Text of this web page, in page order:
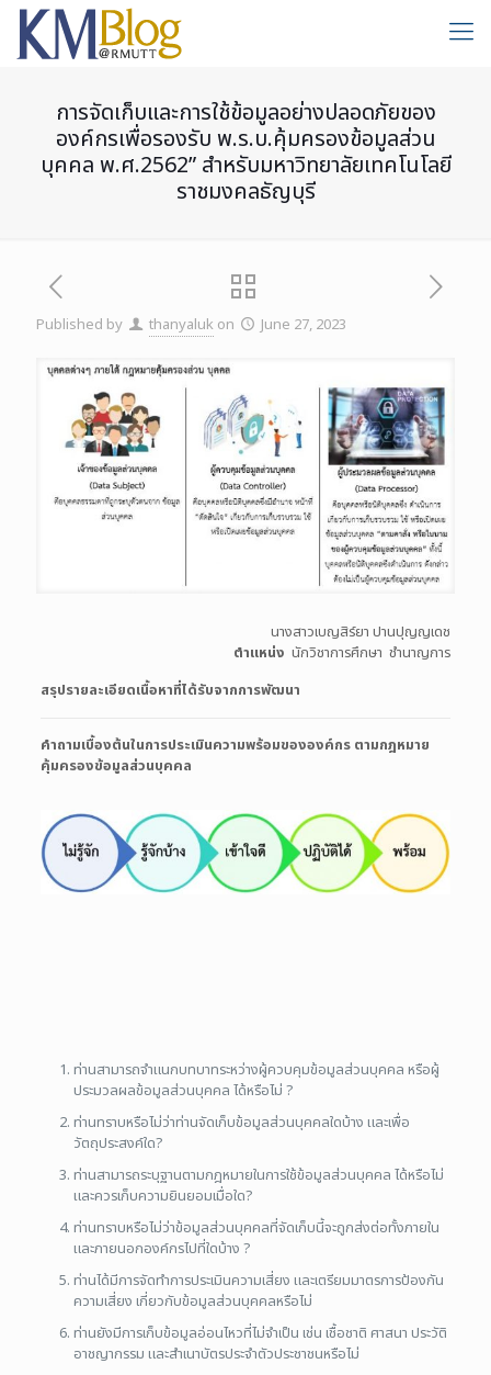
การจัดเก็บและการใช้ข้อมูลอย่างปลอดภัยของ
องค์กรเพื่อรองรับ พ.ร.บ.คุ้มครองข้อมูลส่วน
บุคคล พ.ศ.2562” สำหรับมหาวิทยาลัยเทคโนโลยี
ราชมงคลธัญบุรี
Published by thanyaluk on June 27, 2023
นางสาวเบญสิร์ยา ปานปุญญเดช
ตำแหน่ง นักวิชาการศึกษา ชำนาญการ
สรุปรายละเอียดเนื้อหาที่ได้รับจากการพัฒนา
คำถามเบื้องต้นในการประเมินความพร้อมขององค์กร ตามกฎหมาย
คุ้มครองข้อมูลส่วนบุคคล
ท่านสามารถจำแนกบทบาทระหว่างผู้ควบคุมข้อมูลส่วนบุคคล หรือผู้
ประมวลผลข้อมูลส่วนบุคคล ได้หรือไม่ ?
ท่านทราบหรือไม่ว่าท่านจัดเก็บข้อมูลส่วนบุคคลใดบ้าง และเพื่อ
วัตถุประสงค์ใด?
ท่านสามารถระบุฐานตามกฎหมายในการใช้ข้อมูลส่วนบุคคล ได้หรือไม่
และควรเก็บความยินยอมเมื่อใด?
ท่านทราบหรือไม่ว่าข้อมูลส่วนบุคคลที่จัดเก็บนี้จะถูกส่งต่อทั้งภายใน
และภายนอกองค์กรไปที่ใดบ้าง ?
ท่านได้มีการจัดทำการประเมินความเสี่ยง และเตรียมมาตรการป้องกัน
ความเสี่ยง เกี่ยวกับข้อมูลส่วนบุคคลหรือไม่
ท่านยังมีการเก็บข้อมูลอ่อนไหวที่ไม่จำเป็น เช่น เชื้อชาติ ศาสนา ประวัติ
อาชญากรรม และสำเนาบัตรประจำตัวประชาชนหรือไม่